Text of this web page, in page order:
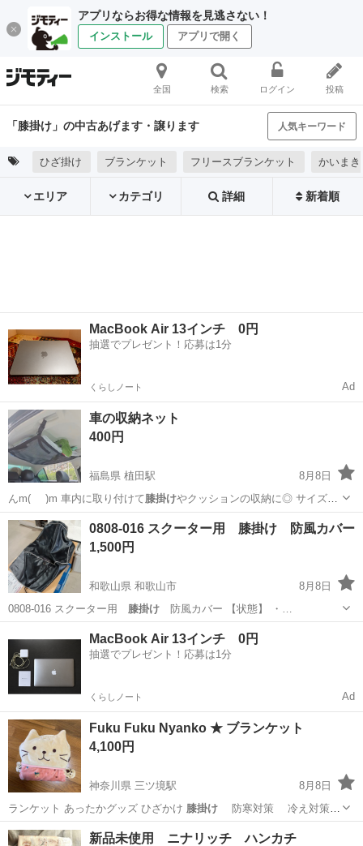
アプリならお得な情報を見逃さない！
インストール アプリで開く
全国 検索 ログイン 投稿
「膝掛け」の中古あげます・譲ります 人気キーワード
ひざ掛け ブランケット フリースブランケット かいまき
エリア カテゴリ 詳細 新着順
MacBook Air 13インチ 0円
抽選でプレゼント！応募は1分
くらしノート Ad
車の収納ネット
400円
福島県 植田駅
8月8日
んm(_ _)m 車内に取り付けて 膝掛けやクッションの収納に◎ サイズが
合…
福島 いわき市 内装、インテリア ネット
0808-016 スクーター用 膝掛け 防風カバー
1,500円
和歌山県 和歌山市
8月8日
0808-016 スクーター用
膝掛け 防風カバー 【状態】 ・…
MacBook Air 13インチ 0円
抽選でプレゼント！応募は1分
くらしノート Ad
Fuku Fuku Nyanko ★ ブランケット
4,100円
神奈川県 三ツ境駅
8月8日
ランケット あったかグッズ ひざかけ 膝掛け防寒対策 冷え対策
冬 人気
神奈川 横浜市 三ツ境駅 生活雑貨
新品未使用 ニナリッチ ハンカチ